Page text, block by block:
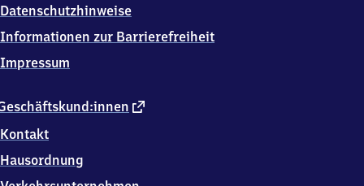
externer
Kontakt
Hausordnung
Datenschutzhinweise
Informationen zur Barrierefreiheit
Impressum